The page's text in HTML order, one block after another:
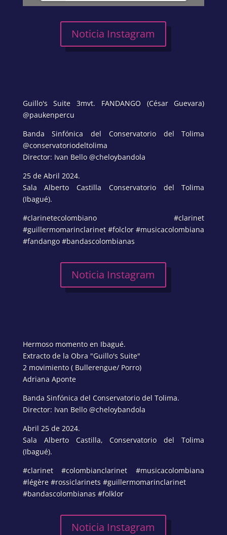
Noticia Instagram
Guillo's Suite 3mvt. FANDANGO (César Guevara)
@paukenpercu
Banda Sinfónica del Conservatorio del Tolima
@conservatoriodeltolima
Director: Ivan Bello @cheloybandola
25 de Abril 2024.
Sala Alberto Castilla Conservatorio del Tolima
(Ibagué).
#clarinetecolombiano #clarinet
#guillermomarinclarinet #folclor #musicacolombiana
#fandango #bandascolombianas
Noticia Instagram
Hermoso momento en Ibagué.
Extracto de la Obra "Guillo's Suite"
2 movimiento ( Bullerengue/ Porro)
Adriana Aponte
Banda Sinfónica del Conservatorio del Tolima.
Director: Ivan Bello @cheloybandola
Abril 25 de 2024.
Sala Alberto Castilla, Conservatorio del Tolima
(Ibagué).
#clarinet #colombianclarinet #musicacolombiana
#légère #rossiclarinets #guillermomarinclarinet
#bandascolombianas #folklor
Noticia Instagram